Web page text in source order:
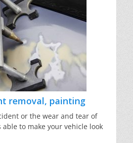
removal, painting
or the wear and tear of
able to make your vehicle look